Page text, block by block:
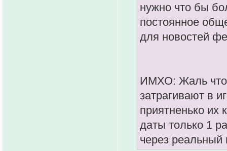
нужно что бы
постоянное
для новостей
ИМХО: Жаль что
затрагивают в
приятненько их
даты только 1
через реальный